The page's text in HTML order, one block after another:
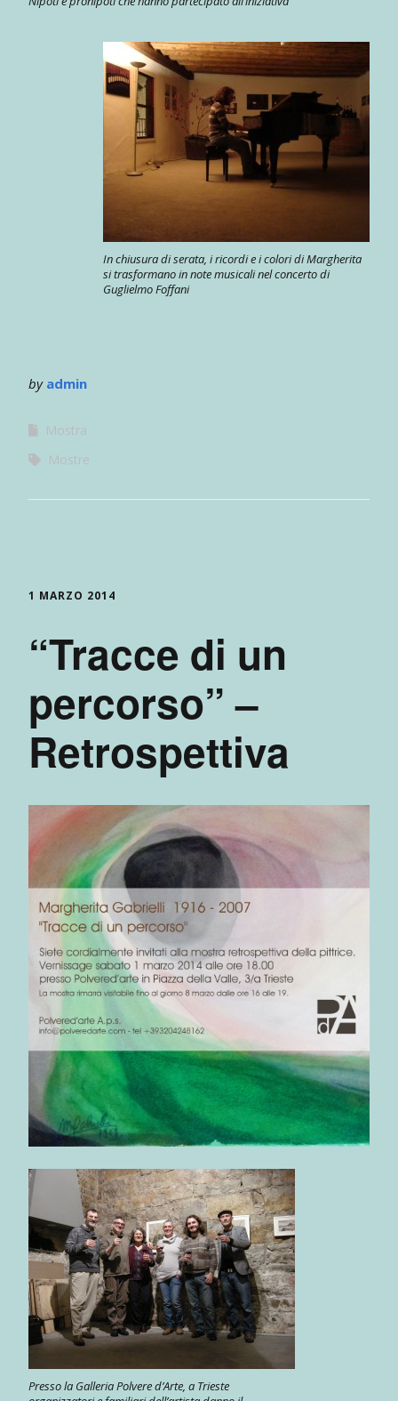
In chiusura di serata, i ricordi e i colori di Margherita
si trasformano in note musicali nel concerto di
Guglielmo Foffani
by admin
Mostra
Mostre
1 MARZO 2014
“Tracce di un
percorso” –
Retrospettiva
Presso la Galleria Polvere d’Arte, a Trieste